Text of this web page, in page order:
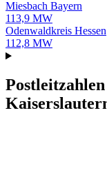
Miesbach Bayern
113,9 MW
Odenwaldkreis Hessen
112,8 MW